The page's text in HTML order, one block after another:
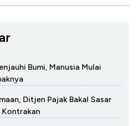
Bumi, Manusia Mulai
Ditjen Pajak Bakal Sasar
Kontrakan